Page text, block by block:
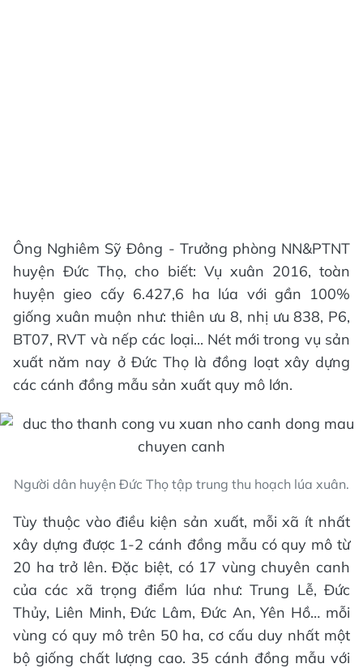
Ông Nghiêm Sỹ Đông - Trưởng phòng NN&PTNT
huyện Đức Thọ, cho biết: Vụ xuân 2016, toàn
huyện gieo cấy 6.427,6 ha lúa với gần 100%
giống xuân muộn như: thiên ưu 8, nhị ưu 838, P6,
BT07, RVT và nếp các loại... Nét mới trong vụ sản
xuất năm nay ở Đức Thọ là đồng loạt xây dựng
các cánh đồng mẫu sản xuất quy mô lớn.
Người dân huyện Đức Thọ tập trung thu hoạch lúa xuân.
Tùy thuộc vào điều kiện sản xuất, mỗi xã ít nhất
xây dựng được 1-2 cánh đồng mẫu có quy mô từ
20 ha trở lên. Đặc biệt, có 17 vùng chuyên canh
của các xã trọng điểm lúa như: Trung Lễ, Đức
Thủy, Liên Minh, Đức Lâm, Đức An, Yên Hồ… mỗi
vùng có quy mô trên 50 ha, cơ cấu duy nhất một
bộ giống chất lượng cao. 35 cánh đồng mẫu với